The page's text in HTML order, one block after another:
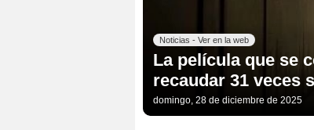
Noticias - Ver en la web
La película que se
recaudar 31 veces
domingo, 28 de diciembre de 2025